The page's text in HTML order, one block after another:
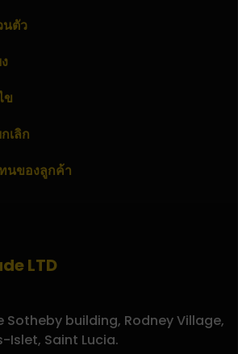
LTD
Sotheby building, Rodney Village,
Islet, Saint Lucia.
นตัว
ข
เลิก
นของลูกค้า